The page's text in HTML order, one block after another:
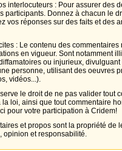
interlocuteurs : Pour assurer des
participants. Donnez à chacun le
vos réponses sur des faits et des
: Le contenu des
en vigueur. Sont notamment
ou injurieux,
personne, utilisant des oeuvres
vidéos...).
le droit de ne pas valider tout
la loi, ainsi que tout commentaire
pour votre participation à Cridem!
et propos sont la propriété de
opinion et responsabilité.